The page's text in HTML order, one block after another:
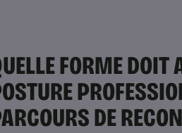
FORME DOIT
DE